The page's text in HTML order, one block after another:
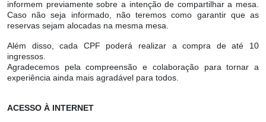
informem previamente sobre a intenção de compartilhar a mesa.
Caso não seja informado, não teremos como garantir que as
reservas sejam alocadas na mesma mesa.
Além disso, cada CPF poderá realizar a compra de até 10
ingressos.
Agradecemos pela compreensão e colaboração para tornar a
experiência ainda mais agradável para todos.
ACESSO À INTERNET